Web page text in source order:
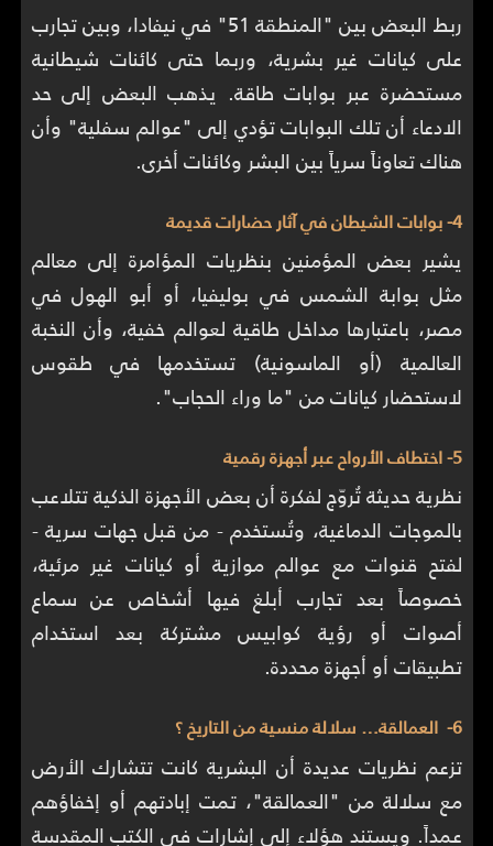
ربط البعض بين "المنطقة 51" في نيفادا، وبين تجارب
على كيانات غير بشرية، وربما حتى كائنات شيطانية
مستحضرة عبر بوابات طاقة. يذهب البعض إلى حد
الادعاء أن تلك البوابات تؤدي إلى "عوالم سفلية" وأن
هناك تعاوناً سرياً بين البشر وكائنات أخرى.
4- بوابات الشيطان في آثار حضارات قديمة
يشير بعض المؤمنين بنظريات المؤامرة إلى معالم
مثل بوابة الشمس في بوليفيا، أو أبو الهول في
مصر، باعتبارها مداخل طاقية لعوالم خفية، وأن النخبة
العالمية (أو الماسونية) تستخدمها في طقوس
لاستحضار كيانات من "ما وراء الحجاب".
5- اختطاف الأرواح عبر أجهزة رقمية
نظرية حديثة تُروّج لفكرة أن بعض الأجهزة الذكية تتلاعب
بالموجات الدماغية، وتُستخدم - من قبل جهات سرية -
لفتح قنوات مع عوالم موازية أو كيانات غير مرئية،
خصوصاً بعد تجارب أبلغ فيها أشخاص عن سماع
أصوات أو رؤية كوابيس مشتركة بعد استخدام
تطبيقات أو أجهزة محددة.
6- العمالقة… سلالة منسية من التاريخ ؟
تزعم نظريات عديدة أن البشرية كانت تتشارك الأرض
مع سلالة من "العمالقة"، تمت إبادتهم أو إخفاؤهم
عمداً. ويستند هؤلاء إلى إشارات في الكتب المقدسة